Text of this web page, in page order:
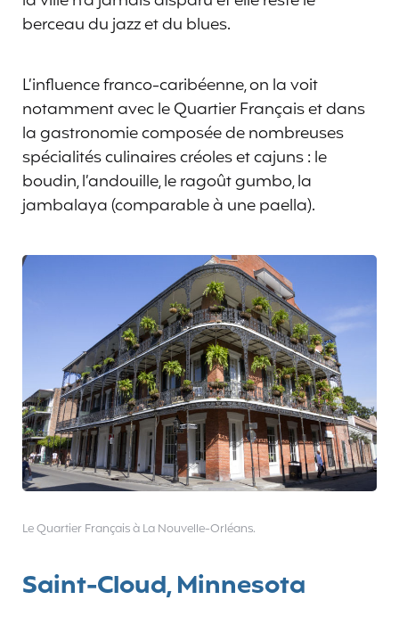
berceau du jazz et du blues.
L’influence franco-caribéenne, on la voit
notamment avec le Quartier Français et dans
la gastronomie composée de nombreuses
spécialités culinaires créoles et cajuns : le
boudin, l’andouille, le ragoût gumbo, la
jambalaya (comparable à une paella).
Le Quartier Français à La Nouvelle-Orléans.
Saint-Cloud, Minnesota